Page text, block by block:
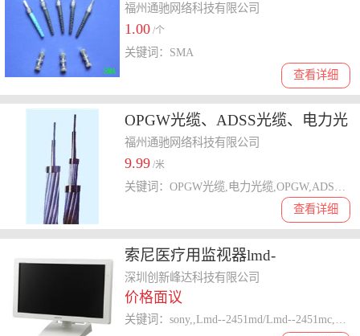
盘
福州通驰网络科技有限公司
1.00 /个
查看详细
关键词：SMA
OPGW光缆、ADSS光缆、电力光
缆、电力复合光缆
福州通驰网络科技有限公司
9.99 /米
查看详细
索尼医疗用监视器lmd-
2451md/Lmd--2451mc
深圳创新峰达科技有限公司
价格面议
关键词：sony,,Lmd--2451md/Lmd--2451mc,医疗监视器